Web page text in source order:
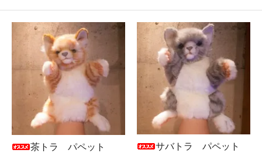
茶トラ パペット
サバトラ パペット